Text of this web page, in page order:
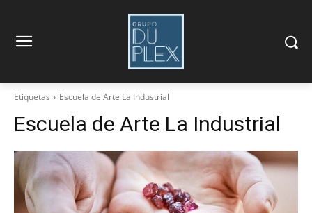
Etiquetas Escuela de Arte La Industrial
Escuela de Arte La Industrial